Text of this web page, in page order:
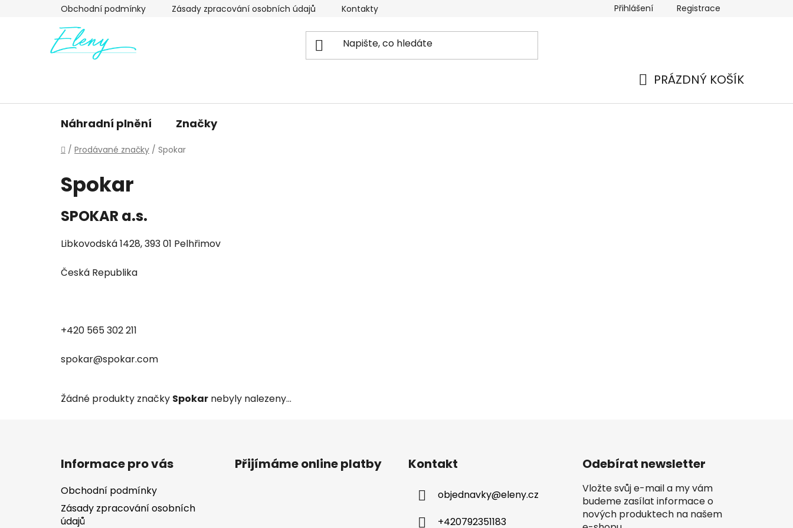
Obchodní podmínky Zásady zpracování osobních údajů Kontakty Náhradní plnění Moje objednávka
Přihlášení Registrace
PRÁZDNÝ KOŠÍK
Náhradní plnění Značky
Domů
/ Prodávané značky / Spokar
Spokar
SPOKAR a.s.
Libkovodská 1428, 393 01 Pelhřimov
Česká Republika
+420 565 302 211
spokar@spokar.com
Žádné produkty značky Spokar nebyly nalezeny...
Informace pro vás
Obchodní podmínky
Zásady zpracování osobních
údajů
Přijímáme online platby Kontakt
objednavky@eleny.cz
+420792351183
Odebírat newsletter
Vložte svůj e-mail a my vám
budeme zasílat informace o
nových produktech na našem